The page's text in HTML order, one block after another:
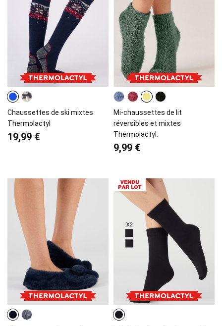
Chaussettes de ski mixtes
Thermolactyl
19,99 €
Mi-chaussettes de lit
réversibles et mixtes
Thermolactyl.
9,99 €